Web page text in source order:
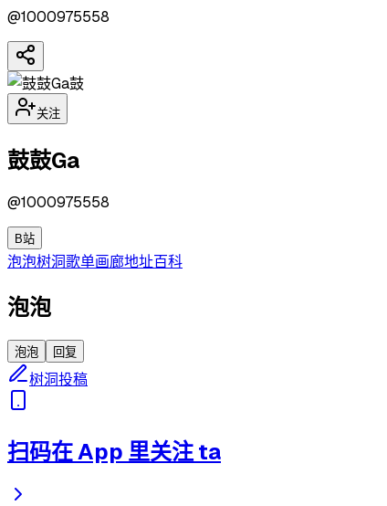
@1000975558
鼓
关注
鼓鼓Ga
@1000975558
B站
泡泡树洞歌单画廊地址百科
泡泡
泡泡 回复
树洞投稿
扫码在 App 里关注 ta